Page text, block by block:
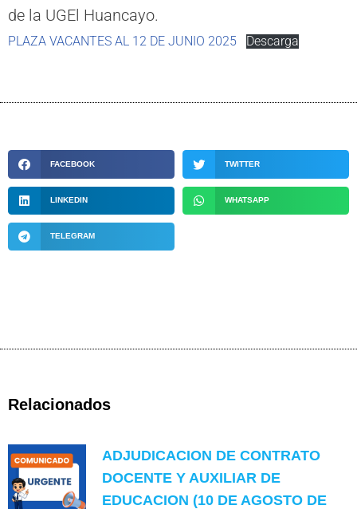
de la UGEl Huancayo.
PLAZA VACANTES AL 12 DE JUNIO 2025 Descarga
FACEBOOK TWITTER
LINKEDIN WHATSAPP
TELEGRAM
Relacionados
ADJUDICACION DE CONTRATO
DOCENTE Y AUXILIAR DE
EDUCACION (10 DE AGOSTO DE